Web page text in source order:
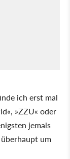
ich erst mal
»ZZU« oder
jemals
um